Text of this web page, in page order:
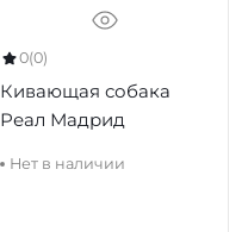
0(0)
Кивающая собака
Реал Мадрид
Нет в наличии